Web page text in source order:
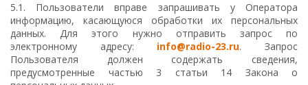
5.1. Пользователи вправе запрашивать у Оператора
информацию, касающуюся обработки их персональных
данных. Для этого нужно отправить запрос по
электронному адресу: info@radio-23.ru. Запрос
Пользователя должен содержать сведения,
предусмотренные частью 3 статьи 14 Закона о